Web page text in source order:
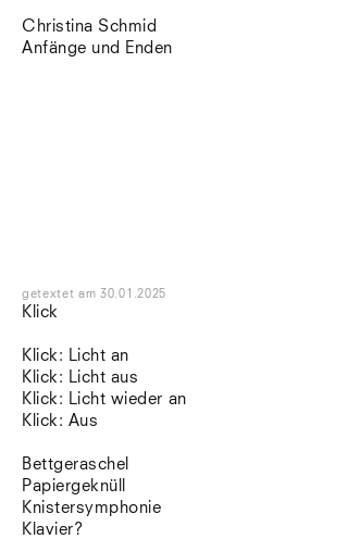
Christina Schmid
Anfänge und Enden
Klick
Klick: Licht an
Klick: Licht aus
Klick: Licht wieder an
Klick: Aus
Bettgeraschel
Papiergeknüll
Knistersymphonie
Klavier?
getextet am30.01.2025